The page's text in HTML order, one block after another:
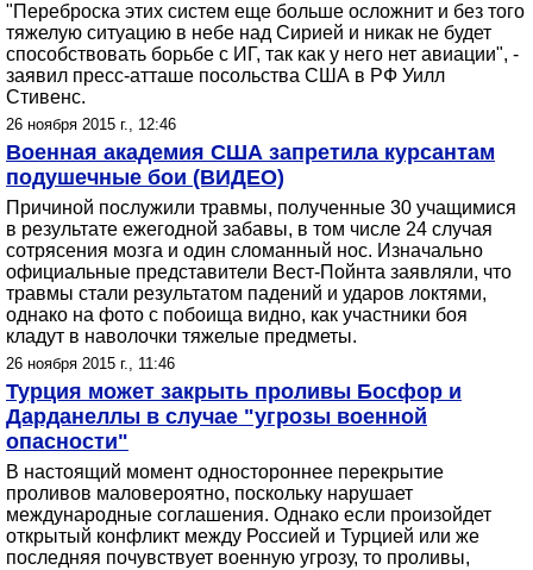
"Переброска этих систем еще больше осложнит и без того
тяжелую ситуацию в небе над Сирией и никак не будет
способствовать борьбе с ИГ, так как у него нет авиации", -
заявил пресс-атташе посольства США в РФ Уилл
Стивенс.
26 ноября 2015 г., 12:46
Военная академия США запретила курсантам
подушечные бои (ВИДЕО)
Причиной послужили травмы, полученные 30 учащимися
в результате ежегодной забавы, в том числе 24 случая
сотрясения мозга и один сломанный нос. Изначально
официальные представители Вест-Пойнта заявляли, что
травмы стали результатом падений и ударов локтями,
однако на фото с побоища видно, как участники боя
кладут в наволочки тяжелые предметы.
26 ноября 2015 г., 11:46
Турция может закрыть проливы Босфор и
Дарданеллы в случае "угрозы военной
опасности"
В настоящий момент одностороннее перекрытие
проливов маловероятно, поскольку нарушает
международные соглашения. Однако если произойдет
открытый конфликт между Россией и Турцией или же
последняя почувствует военную угрозу, то проливы,